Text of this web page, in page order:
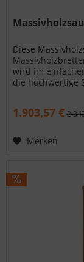
Diese
wird im
die hochwertige
1.903,57 €
Merken